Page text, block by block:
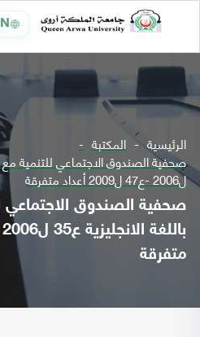
الرئيسية المكتبة
ل2006 -ع47 ل2009 أعداد متفرقة
صحفية الصندوق الاجتماعي
متفرقة